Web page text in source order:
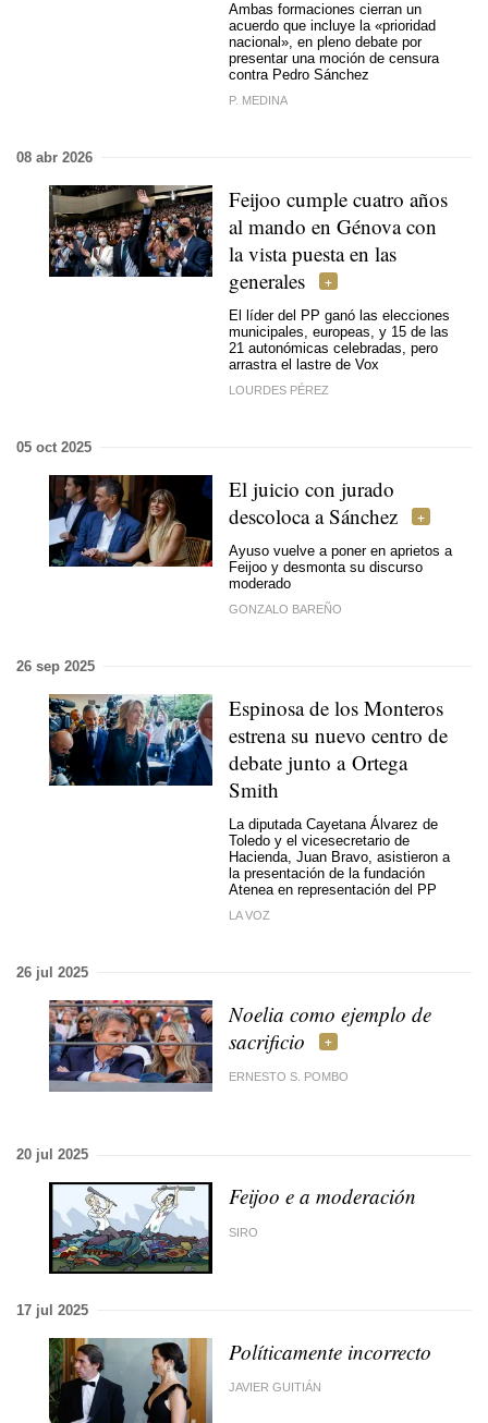
Ambas formaciones cierran un
acuerdo que incluye la «prioridad
nacional», en pleno debate por
presentar una moción de censura
contra Pedro Sánchez
P. MEDINA
08 abr 2026
Feijoo cumple cuatro años
al mando en Génova con
la vista puesta en las
generales
El líder del PP ganó las elecciones
municipales, europeas, y 15 de las
21 autonómicas celebradas, pero
arrastra el lastre de Vox
LOURDES PÉREZ
05 oct 2025
El juicio con jurado
descoloca a Sánchez
Ayuso vuelve a poner en aprietos a
Feijoo y desmonta su discurso
moderado
GONZALO BAREÑO
26 sep 2025
Espinosa de los Monteros
estrena su nuevo centro de
debate junto a Ortega
Smith
La diputada Cayetana Álvarez de
Toledo y el vicesecretario de
Hacienda, Juan Bravo, asistieron a
la presentación de la fundación
Atenea en representación del PP
LA VOZ
26 jul 2025
Noelia como ejemplo de
sacrificio
ERNESTO S. POMBO
20 jul 2025
Feijoo e a moderación
SIRO
17 jul 2025
Políticamente incorrecto
JAVIER GUITIÁN